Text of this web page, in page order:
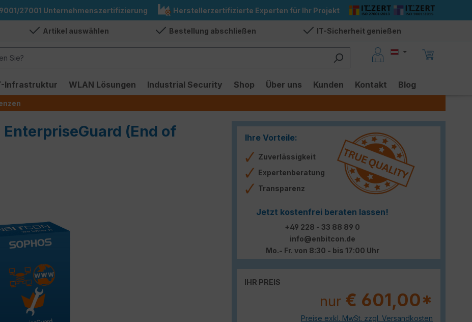
27001 Unternehmenszertifizierung Herstellerzertifizierte Experten für Ihr Projekt
Artikel auswählen Bestellung abschließen IT-Sicherheit genießen
Infrastruktur WLAN Lösungen Industrial Security Shop Über uns Kunden Kontakt Blog
(End of
Ihre Vorteile:
Zuverlässigkeit
Expertenberatung
Transparenz
Jetzt kostenfrei beraten lassen!
+49 228 - 33 88 89 0
info@enbitcon.de
Mo.- Fr. von 8:30 - bis 17:00 Uhr
IHR PREIS
nur € 601,00*
Preise exkl. MwSt. zzgl. Versandkosten